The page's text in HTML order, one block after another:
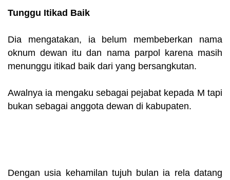
Tunggu Itikad Baik
Dia mengatakan, ia belum membeberkan nama
oknum dewan itu dan nama parpol karena masih
menunggu itikad baik dari yang bersangkutan.
Awalnya ia mengaku sebagai pejabat kepada M tapi
bukan sebagai anggota dewan di kabupaten.
Dengan usia kehamilan tujuh bulan ia rela datang